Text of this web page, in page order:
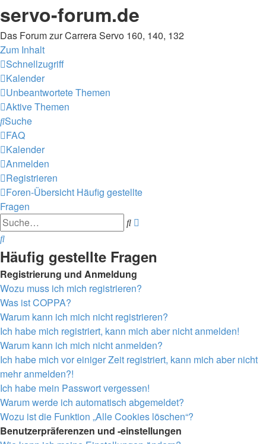
servo-forum.de
Das Forum zur Carrera Servo 160, 140, 132
Zum Inhalt
Schnellzugriff
Kalender
Unbeantwortete Themen
Aktive Themen
Suche
FAQ
Kalender
Anmelden
Registrieren
Foren-Übersicht Häufig gestellte
Fragen
Suche
Suche
Häufig gestellte Fragen
Registrierung und Anmeldung
Wozu muss ich mich registrieren?
Was ist COPPA?
Warum kann ich mich nicht registrieren?
Ich habe mich registriert, kann mich aber nicht anmelden!
Warum kann ich mich nicht anmelden?
Ich habe mich vor einiger Zeit registriert, kann mich aber nicht
mehr anmelden?!
Ich habe mein Passwort vergessen!
Warum werde ich automatisch abgemeldet?
Wozu ist die Funktion „Alle Cookies löschen“?
Benutzerpräferenzen und -einstellungen